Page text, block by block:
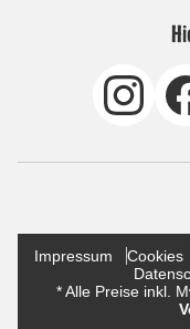
Impressum Cookies
* Alle Preise inkl.